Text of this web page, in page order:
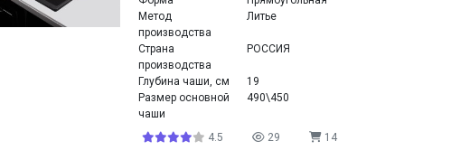
Метод
производства
Литье
Страна
производства
РОССИЯ
Глубина чаши, см
19
Размер основной
чаши
490\450
4.5 29 14